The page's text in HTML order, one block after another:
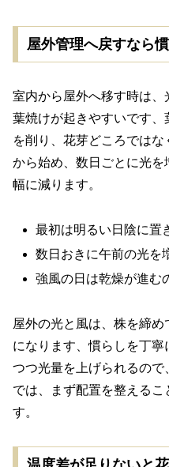
屋外管理へ戻すなら
室内から屋外へ移す時は、
葉焼けが起きやすいです
を削り、花芽どころでは
から始め、数日ごとに光
幅に減ります。
最初は明るい日陰に置
数日おきに午前の光を
強風の日は乾燥が進む
屋外の光と風は、株を締
になります、慣らしを丁
つつ光量を上げられるの
では、まず配置を整える
す。